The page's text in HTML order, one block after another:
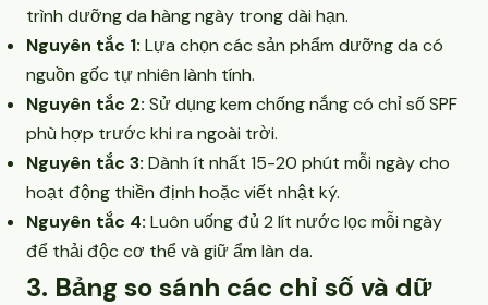
trình dưỡng da hàng ngày trong dài hạn.
Nguyên tắc 1: Lựa chọn các sản phẩm dưỡng da có
nguồn gốc tự nhiên lành tính.
Nguyên tắc 2: Sử dụng kem chống nắng có chỉ số SPF
phù hợp trước khi ra ngoài trời.
Nguyên tắc 3: Dành ít nhất 15-20 phút mỗi ngày cho
hoạt động thiền định hoặc viết nhật ký.
Nguyên tắc 4: Luôn uống đủ 2 lít nước lọc mỗi ngày
để thải độc cơ thể và giữ ẩm làn da.
3. Bảng so sánh các chỉ số và dữ